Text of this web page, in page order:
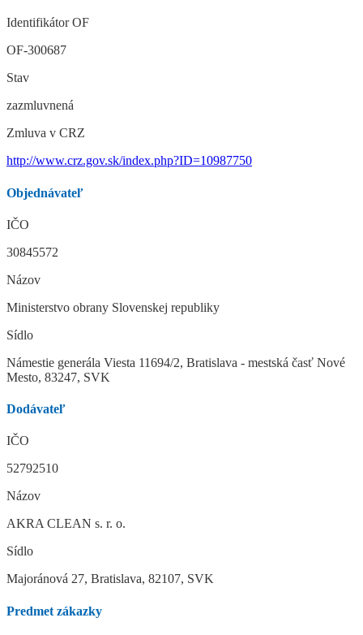
Identifikátor OF
OF-300687
Stav
zazmluvnená
Zmluva v CRZ
http://www.crz.gov.sk/index.php?ID=10987750
Objednávateľ
IČO
30845572
Názov
Ministerstvo obrany Slovenskej republiky
Sídlo
Námestie generála Viesta 11694/2, Bratislava - mestská časť Nové
Mesto, 83247, SVK
Dodávateľ
IČO
52792510
Názov
AKRA CLEAN s. r. o.
Sídlo
Majoránová 27, Bratislava, 82107, SVK
Predmet zákazky